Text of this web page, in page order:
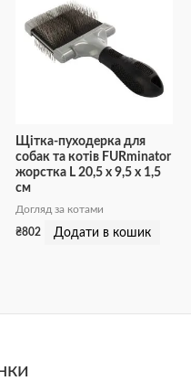
Щітка-пуходерка для
собак та котів FURminator
жорстка L 20,5 х 9,5 х 1,5
см
Догляд за котами
₴802 Додати в кошик